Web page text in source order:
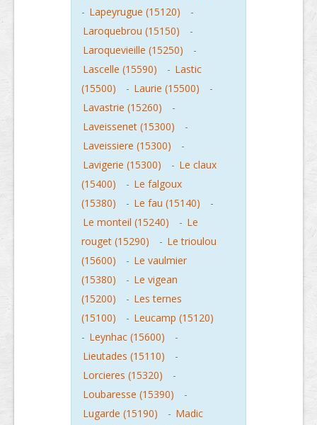
- Lapeyrugue (15120)
-
Laroquebrou (15150)
-
Laroquevieille (15250)
-
Lascelle (15590)
- Lastic
(15500)
- Laurie (15500)
-
Lavastrie (15260)
-
Laveissenet (15300)
-
Laveissiere (15300)
-
Lavigerie (15300)
- Le claux
(15400)
- Le falgoux
(15380)
- Le fau (15140)
-
Le monteil (15240)
- Le
rouget (15290)
- Le trioulou
(15600)
- Le vaulmier
(15380)
- Le vigean
(15200)
- Les ternes
(15100)
- Leucamp (15120)
- Leynhac (15600)
-
Lieutades (15110)
-
Lorcieres (15320)
-
Loubaresse (15390)
-
Lugarde (15190)
- Madic